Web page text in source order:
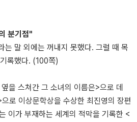
분기점"
는 말 외에는 꺼내지 못했다. 그럴 때 목
록했다. (100쪽)
을 스쳐간 그 소녀의 이름은>으로 데
로 이상문학상을 수상한 최진영의 장편
이가 부재하는 세계의 적막을 기록한 <